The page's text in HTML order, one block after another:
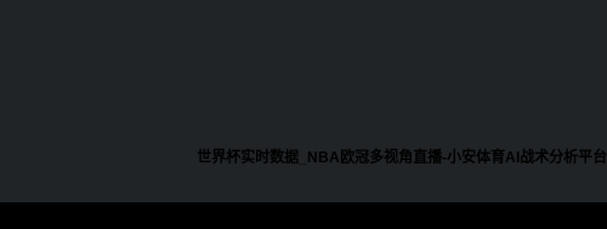
世界杯实时数据_NBA欧冠多视角直播-小安体育AI战术分析平台